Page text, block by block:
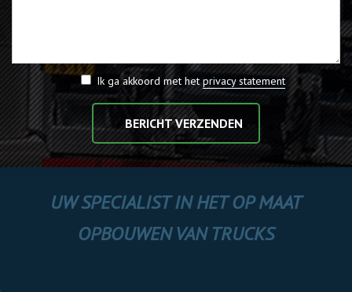
Ik ga akkoord met hetprivacy statement
BERICHT VERZENDEN
UW SPECIALIST IN HET OP MAAT
OPBOUWEN VAN TRUCKS